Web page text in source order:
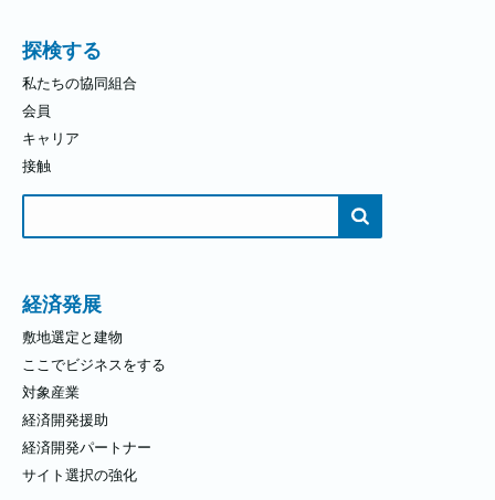
探検する
私たちの協同組合
会員
キャリア
接触
経済発展
敷地選定と建物
ここでビジネスをする
対象産業
経済開発援助
経済開発パートナー
サイト選択の強化